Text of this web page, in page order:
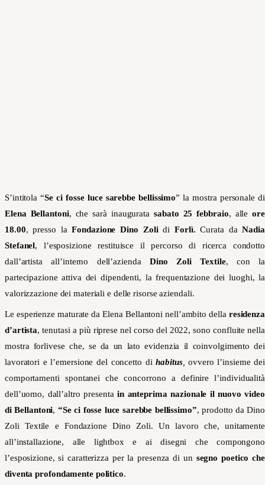
S’intitola “Se ci fosse luce sarebbe bellissimo” la mostra personale di
Elena Bellantoni, che sarà inauguratasabato 25 febbraio, alleore
18.00, presso laFondazione Dino ZolidiForlì.Curata daNadia
Stefanel, l’esposizione
restituisce il percorso di ricerca condotto
dall’artista all’interno dell’aziendaDino Zoli Textile, con la
partecipazione attiva dei dipendenti, la frequentazione dei luoghi, la
valorizzazione dei materiali e delle risorse aziendali.
Le esperienze maturate da Elena Bellantoni nell’ambito della residenza
d’artista, tenutasi a più riprese nel corso del 2022, sono confluite nella
mostra forlivese che, se da un lato evidenzia il coinvolgimento dei
lavoratori e l’emersione del concetto dihabitus,ovvero l’insieme dei
comportamenti spontanei che concorrono a definire l’individualità
dell’uomo, dall’altro presentain anteprima nazionale il nuovo video
di Bellantoni, “Se ci fosse luce sarebbe bellissimo”, prodotto da Dino
Zoli Textile e Fondazione Dino Zoli. Un lavoro che, unitamente
all’installazione, alle lightbox e ai disegni che compongono
l’esposizione, si caratterizza per la presenza di un segno poetico che
diventa profondamente politico.